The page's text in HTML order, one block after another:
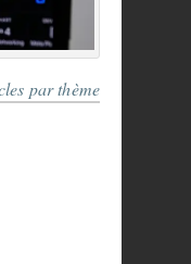
par thème